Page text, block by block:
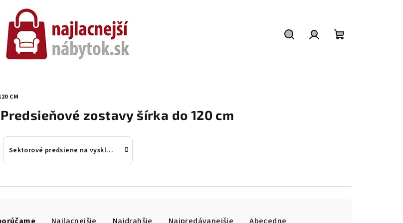
CM
Predsieňové zostavy šírka do 120 cm
Sektorové predsiene na vyskladanie